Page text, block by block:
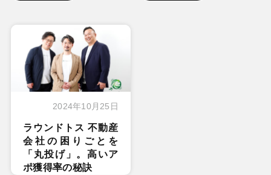
2024年10月25日
ラウンドトス 不動産
会社の困りごとを
「丸投げ」。高いア
ポ獲得率の秘訣